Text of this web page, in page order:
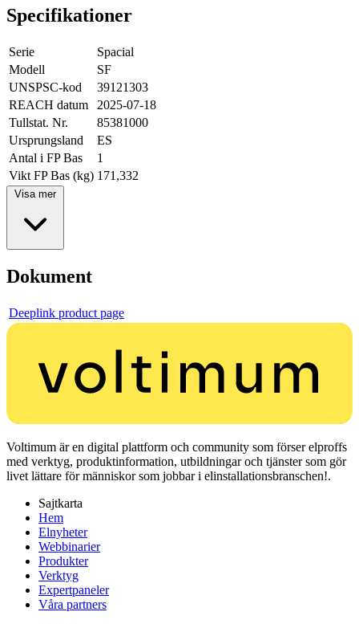
Specifikationer
Serie
Spacial
Modell
SF
UNSPSC-kod
39121303
REACH datum
2025-07-18
Tullstat. Nr.
85381000
Ursprungsland
ES
Antal i FP Bas
1
Vikt FP Bas (kg) 171,332
Visa mer
Dokument
Deeplink product page
Voltimum är en digital plattform och community som förser elproffs
med verktyg, produktinformation, utbildningar och tjänster som gör
livet lättare för människor som jobbar i elinstallationsbranschen!.
Sajtkarta
Hem
Elnyheter
Webbinarier
Produkter
Verktyg
Expertpaneler
Våra partners